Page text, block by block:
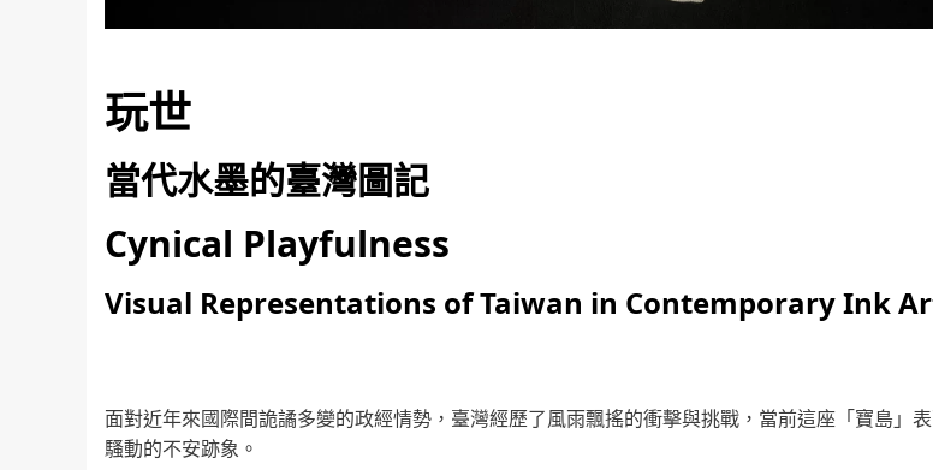
玩世
當代水墨的臺灣圖記
Cynical Playfulness
Visual Representations of Taiwan in Contemporary Ink
面對近年來國際間詭譎多變的政經情勢，臺灣經歷了風雨飄搖的衝擊與挑戰，當前這座「寶島」
騷動的不安跡象。